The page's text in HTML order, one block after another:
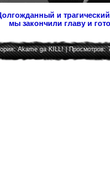
и
мы закончили главу и
Akame ga KILL!| Просмотров: